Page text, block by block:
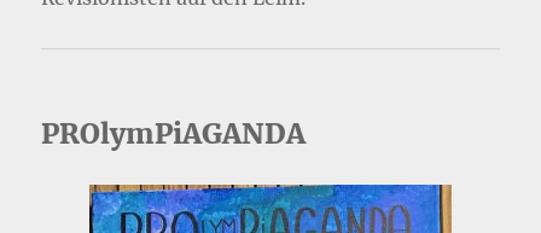
PROlymPiAGANDA